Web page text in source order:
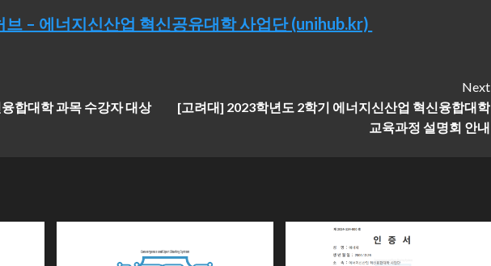
브 – 에너지신산업 혁신공유대학 사업단 (unihub.kr)
합대학 과목 수강자 대상
Next
[고려대] 2023학년도 2학기 에너지신산업 혁신융합대학
교육과정 설명회 안내